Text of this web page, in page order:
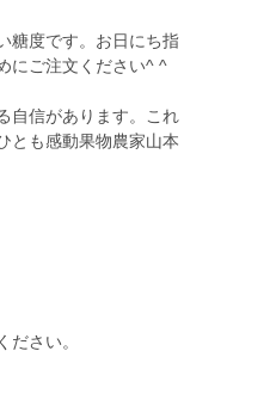
糖度です。お日にち指
にご注文ください^ ^
自信があります。これ
とも感動果物農家山本
さい。